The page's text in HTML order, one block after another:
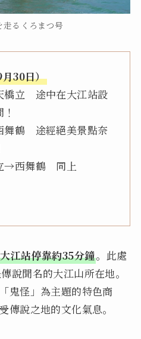
走るくろまつ号
30日）
橋立 途中在大江站設
舞鶴 途經絕美景點奈
→西舞鶴 同上
大江站停靠約35分鐘。此處
說聞名的大江山所在地。
鬼怪」為主題的特色商
傳說之地的文化氣息。